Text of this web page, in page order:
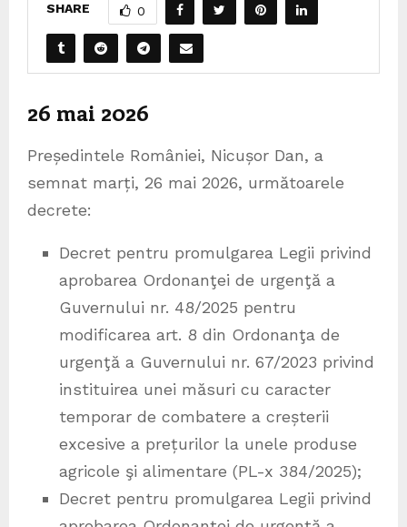
SHARE 0
26 mai 2026
Președintele României, Nicușor Dan, a
semnat marți, 26 mai 2026, următoarele
decrete:
Decret pentru promulgarea Legii privind
aprobarea Ordonanţei de urgenţă a
Guvernului nr. 48/2025 pentru
modificarea art. 8 din Ordonanţa de
urgenţă a Guvernului nr. 67/2023 privind
instituirea unei măsuri cu caracter
temporar de combatere a creșterii
excesive a prețurilor la unele produse
agricole şi alimentare (PL-x 384/2025);
Decret pentru promulgarea Legii privind